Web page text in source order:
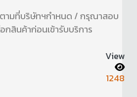
ตามที่บริษัทฯกำหนด / กรุณาสอบ
กสินค้าก่อนเข้ารับบริการ
View
1248